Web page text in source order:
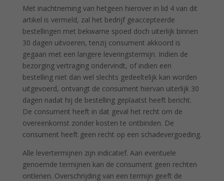
Met inachtneming van hetgeen hierover in lid 4 van dit
artikel is vermeld, zal het bedrijf geaccepteerde
bestellingen met bekwame spoed doch uiterlijk binnen
30 dagen uitvoeren, tenzij consument akkoord is
gegaan met een langere leveringstermijn. Indien de
bezorging vertraging ondervindt, of indien een
bestelling niet dan wel slechts gedeeltelijk kan worden
uitgevoerd, ontvangt de consument hiervan uiterlijk 30
dagen nadat hij de bestelling geplaatst heeft bericht.
De consument heeft in dat geval het recht om de
overeenkomst zonder kosten te ontbinden. De
consument heeft geen recht op een schadevergoeding.
Alle levertermijnen zijn indicatief. Aan eventuele
genoemde termijnen kan de consument geen rechten
ontlenen. Overschrijding van een termijn geeft de